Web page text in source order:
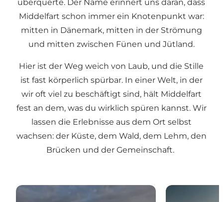
überquerte. Der Name erinnert uns daran, dass
Middelfart schon immer ein Knotenpunkt war:
mitten in Dänemark, mitten in der Strömung
und mitten zwischen Fünen und Jütland.
Hier ist der Weg weich von Laub, und die Stille
ist fast körperlich spürbar. In einer Welt, in der
wir oft viel zu beschäftigt sind, hält Middelfart
fest an dem, was du wirklich spüren kannst. Wir
lassen die Erlebnisse aus dem Ort selbst
wachsen: der Küste, dem Wald, dem Lehm, den
Brücken und der Gemeinschaft.
Es beginnt hier Ruhe und